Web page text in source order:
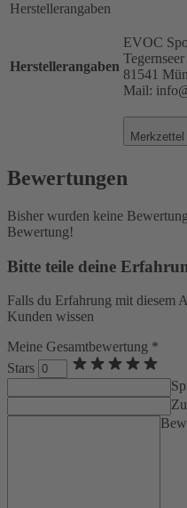
Herstellerangaben
Herstellerangaben
EVOC
81541
Mail:
Merkzettel
Bewertungen
Bisher wurden keine
Bewertung!
Bitte teile deine
Falls du Erfahrung mit diesem
Kunden wissen
Meine Gesamtbewertung *
Stars